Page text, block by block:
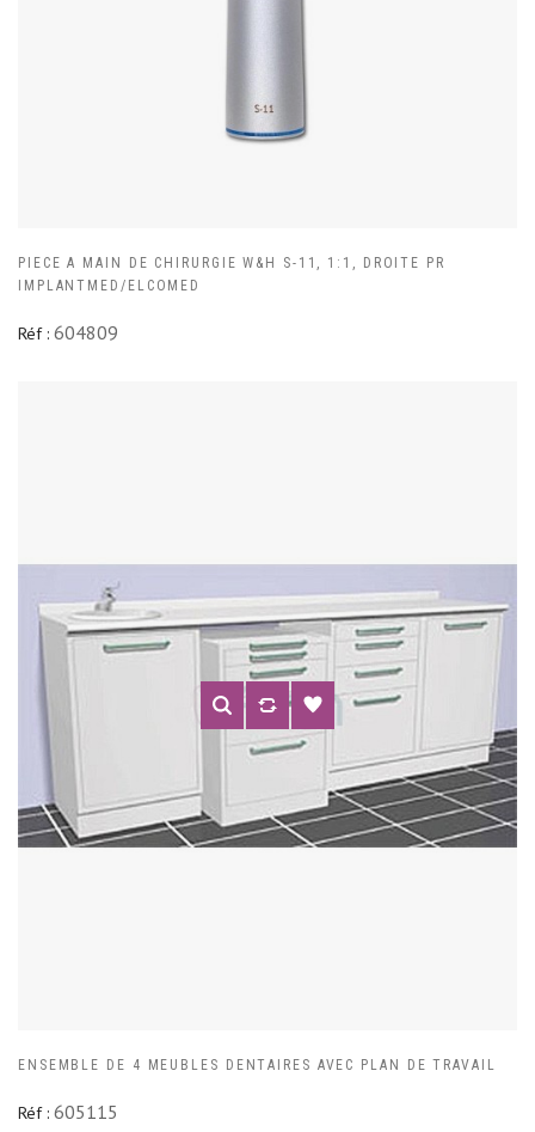
PIECE A MAIN DE CHIRURGIE W&H S-11, 1:1, DROITE PR
IMPLANTMED/ELCOMED
Réf : 604809
ENSEMBLE DE 4 MEUBLES DENTAIRES AVEC PLAN DE TRAVAIL
Réf : 605115